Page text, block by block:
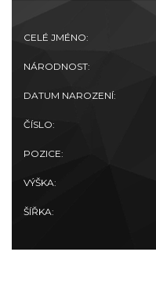
CELÉ JMÉNO:
NÁRODNOST:
DATUM NAROZENÍ:
ČÍSLO:
POZICE:
VÝŠKA:
ŠÍŘKA: